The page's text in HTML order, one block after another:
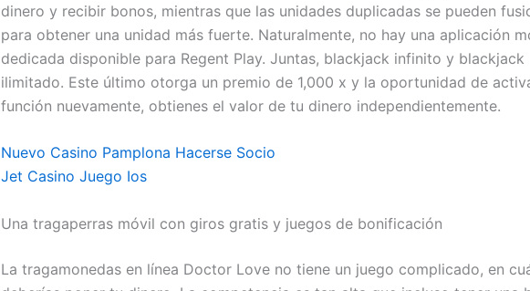
dinero y recibir bonos, mientras que las unidades duplicadas se pueden
para obtener una unidad más fuerte. Naturalmente, no hay una aplicación
dedicada disponible para Regent Play. Juntas, blackjack infinito y blackjack
ilimitado. Este último otorga un premio de 1,000 x y la oportunidad de
función nuevamente, obtienes el valor de tu dinero independientemente.
Nuevo Casino Pamplona Hacerse Socio
Jet Casino Juego Ios
Una tragaperras móvil con giros gratis y juegos de bonificación
La tragamonedas en línea Doctor Love no tiene un juego complicado, en